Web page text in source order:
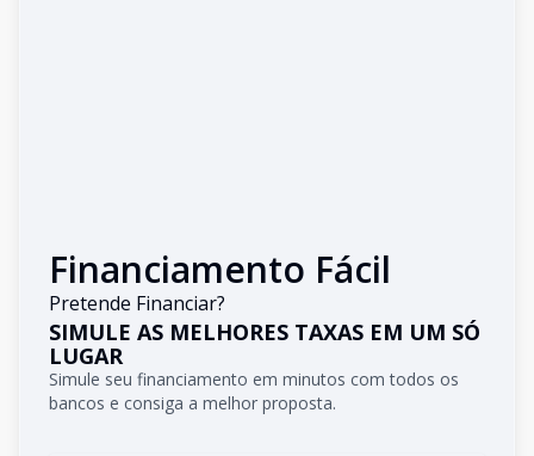
Financiamento Fácil
Pretende Financiar?
SIMULE AS MELHORES TAXAS EM UM SÓ
LUGAR
Simule seu financiamento em minutos com todos os
bancos e consiga a melhor proposta.